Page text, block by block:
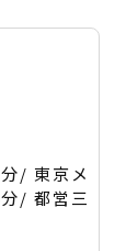
/ 東京メ
/ 都営三